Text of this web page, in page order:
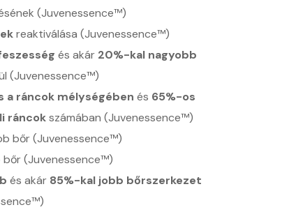
(Juvenessence™)
reaktiválása (Juvenessence™)
és akár 20%-kal nagyobb
(Juvenessence™)
a ráncok mélységében és 65%-os
ráncokszámában (Juvenessence™)
bőr (Juvenessence™)
bőr (Juvenessence™)
és akár 85%-kal jobb bőrszerkezet